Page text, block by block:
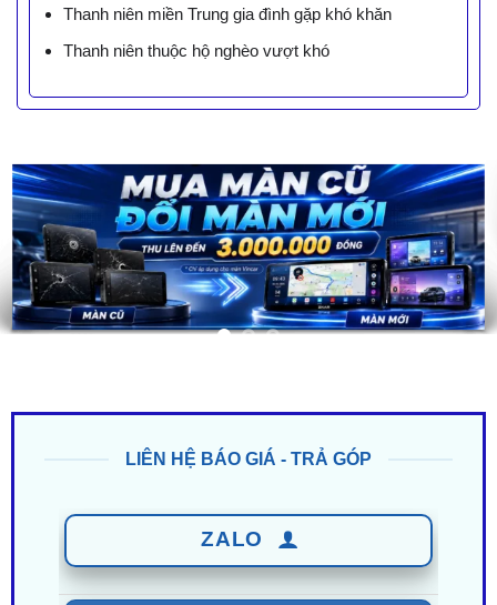
Thanh niên miền Trung gia đình gặp khó khăn
Thanh niên thuộc hộ nghèo vượt khó
0949 60 3979